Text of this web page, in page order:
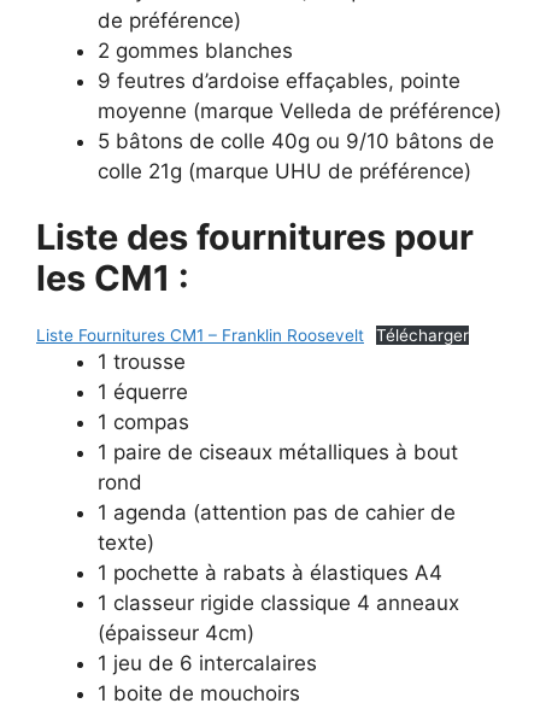
de préférence)
2 gommes blanches
9 feutres d’ardoise effaçables, pointe
moyenne (marque Velleda de préférence)
5 bâtons de colle 40g ou 9/10 bâtons de
colle 21g (marque UHU de préférence)
Liste des fournitures pour
les CM1 :
Liste Fournitures CM1 – Franklin Roosevelt Télécharger
1 trousse
1 équerre
1 compas
1 paire de ciseaux métalliques à bout
rond
1 agenda (attention pas de cahier de
texte)
1 pochette à rabats à élastiques A4
1 classeur rigide classique 4 anneaux
(épaisseur 4cm)
1 jeu de 6 intercalaires
1 boite de mouchoirs